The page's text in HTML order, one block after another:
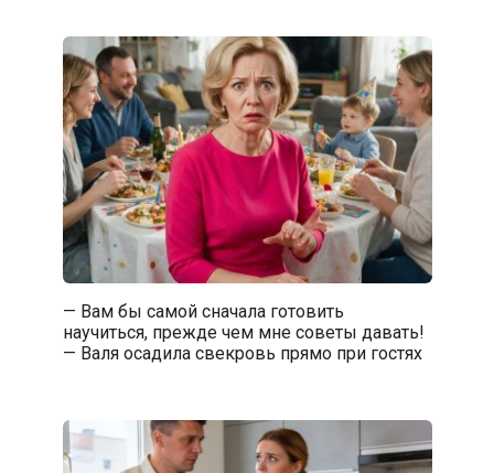
— Вам бы самой сначала готовить
научиться, прежде чем мне советы давать!
— Валя осадила свекровь прямо при гостях